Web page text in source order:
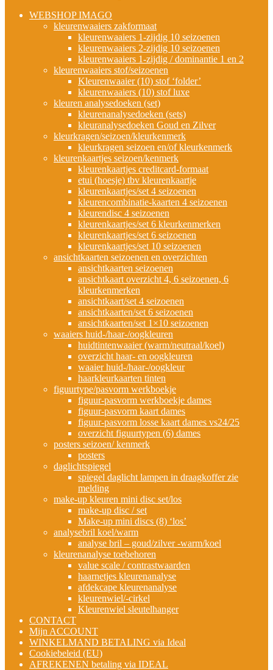
WEBSHOP IMAGO
kleurenwaaiers zakformaat
kleurenwaaiers 1-zijdig 10 seizoenen
kleurenwaaiers 2-zijdig 10 seizoenen
kleurenwaaiers 1-zijdig / dominantie 1 en 2
kleurenwaaiers stof/seizoenen
Kleurenwaaier (10) stof ‘folder’
kleurenwaaiers (10) stof luxe
kleuren analysedoeken (set)
kleurenanalysedoeken (sets)
kleuranalysedoeken Goud en Zilver
kleurkragen/seizoen/kleurkenmerk
kleurkragen seizoen en/of kleurkenmerk
kleurenkaartjes seizoen/kenmerk
kleurenkaartjes creditcard-formaat
etui (hoesje) tbv kleurenkaartje
kleurenkaartjes/set 4 seizoenen
kleurencombinatie-kaarten 4 seizoenen
kleurendisc 4 seizoenen
kleurenkaartjes/set 6 kleurkenmerken
kleurenkaartjes/set 6 seizoenen
kleurenkaartjes/set 10 seizoenen
ansichtkaarten seizoenen en overzichten
ansichtkaarten seizoenen
ansichtkaart overzicht 4, 6 seizoenen, 6
kleurkenmerken
ansichtkaart/set 4 seizoenen
ansichtkaarten/set 6 seizoenen
ansichtkaarten/set 1×10 seizoenen
waaiers huid-/haar-/oogkleuren
huidtintenwaaier (warm/neutraal/koel)
overzicht haar- en oogkleuren
waaier huid-/haar-/oogkleur
haarkleurkaarten tinten
figuurtype/pasvorm werkboekje
figuur-pasvorm werkboekje dames
figuur-pasvorm kaart dames
figuur-pasvorm losse kaart dames vs24/25
overzicht figuurtypen (6) dames
posters seizoen/ kenmerk
posters
daglichtspiegel
spiegel daglicht lampen in draagkoffer zie
melding
make-up kleuren mini disc set/los
make-up disc / set
Make-up mini discs (8) ‘los’
analysebril koel/warm
analyse bril – goud/zilver -warm/koel
kleurenanalyse toebehoren
value scale / contrastwaarden
haarnetjes kleurenanalyse
afdekcape kleurenanalyse
kleurenwiel/-cirkel
Kleurenwiel sleutelhanger
CONTACT
Mijn ACCOUNT
WINKELMAND BETALING via Ideal
Cookiebeleid (EU)
AFREKENEN betaling via IDEAL